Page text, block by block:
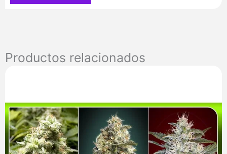
Productos relacionados